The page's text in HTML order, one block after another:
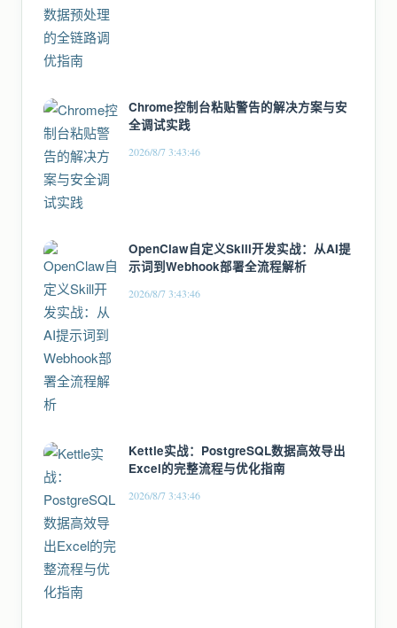
Chrome控制台粘贴警告的解决方案与安
全调试实践
2026/8/7 3:43:46
OpenClaw自定义Skill开发实战：从AI提
示词到Webhook部署全流程解析
2026/8/7 3:43:46
Kettle实战：PostgreSQL数据高效导出
Excel的完整流程与优化指南
2026/8/7 3:43:46